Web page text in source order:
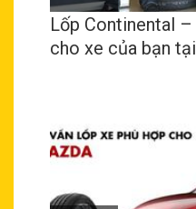
Lốp Continental
cho xe của bạn